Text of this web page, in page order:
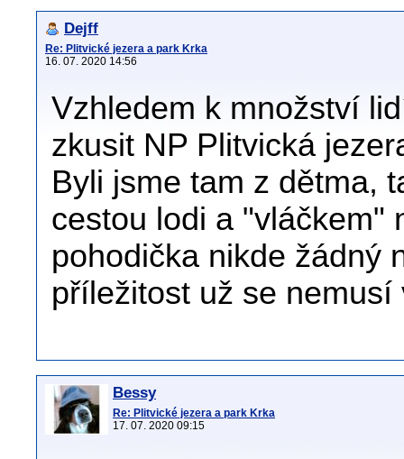
Dejff
Re: Plitvické jezera a park Krka
16. 07. 2020 14:56
Vzhledem k množství
zkusit NP Plitvická
Byli jsme tam z dětma,
cestou lodi a "vláčkem"
pohodička nikde žádný
příležitost už se
Bessy
Re: Plitvické jezera a park Krka
17. 07. 2020 09:15